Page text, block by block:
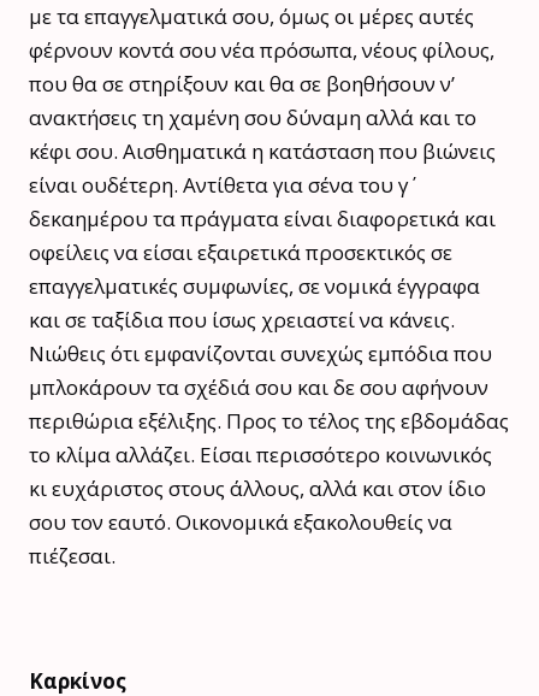
με τα επαγγελματικά σου, όμως οι μέρες αυτές
φέρνουν κοντά σου νέα πρόσωπα, νέους φίλους,
που θα σε στηρίξουν και θα σε βοηθήσουν ν’
ανακτήσεις τη χαμένη σου δύναμη αλλά και το
κέφι σου. Αισθηματικά η κατάσταση που βιώνεις
είναι ουδέτερη. Αντίθετα για σένα του γ΄
δεκαημέρου τα πράγματα είναι διαφορετικά και
οφείλεις να είσαι εξαιρετικά προσεκτικός σε
επαγγελματικές συμφωνίες, σε νομικά έγγραφα
και σε ταξίδια που ίσως χρειαστεί να κάνεις.
Νιώθεις ότι εμφανίζονται συνεχώς εμπόδια που
μπλοκάρουν τα σχέδιά σου και δε σου αφήνουν
περιθώρια εξέλιξης. Προς το τέλος της εβδομάδας
το κλίμα αλλάζει. Είσαι περισσότερο κοινωνικός
κι ευχάριστος στους άλλους, αλλά και στον ίδιο
σου τον εαυτό. Οικονομικά εξακολουθείς να
πιέζεσαι.
Καρκίνος